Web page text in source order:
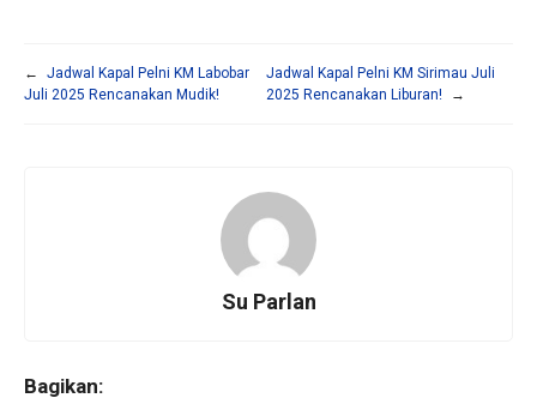
←
Jadwal Kapal Pelni KM Labobar
Juli 2025 Rencanakan Mudik!
Jadwal Kapal Pelni KM Sirimau Juli
2025 Rencanakan Liburan!
→
Su Parlan
Bagikan: